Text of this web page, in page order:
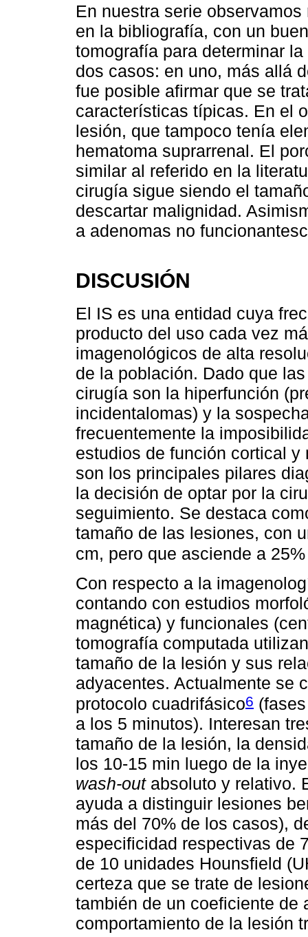
En nuestra serie
en la bibliografía, con un
tomografía para determinar
dos casos: en uno, más allá
fue posible afirmar que se
características típicas. En el
lesión, que tampoco tenía
hematoma suprarrenal. El
similar al referido en la
cirugía sigue siendo el
descartar malignidad.
a adenomas no
DISCUSIÓN
El IS es una entidad cuya
producto del uso cada vez
imagenológicos de alta
de la población. Dado que
cirugía son la hiperfunción
incidentalomas) y la
frecuentemente la
estudios de función cortical
son los principales pilares
la decisión de optar por la
seguimiento. Se destaca
tamaño de las lesiones, con
cm, pero que asciende a
Con respecto a la
contando con estudios
magnética) y funcionales
tomografía computada
tamaño de la lesión y sus
adyacentes. Actualmente se
protocolo cuadrifásico6
a los 5 minutos). Interesan
tamaño de la lesión, la
los 10-15 min luego de la
wash-outabsoluto y relativo.
ayuda a distinguir lesiones
más del 70% de los casos),
especificidad respectivas de
de 10 unidades Hounsfield
certeza que se trate de
también de un coeficiente de
comportamiento de la lesión